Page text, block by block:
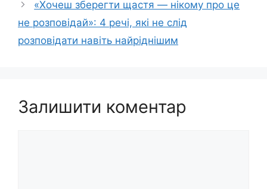
«Хочеш зберегти щастя — нікому про це
не розповідай»: 4 речі, які не слід
розповідати навіть найріднішим
Залишити коментар